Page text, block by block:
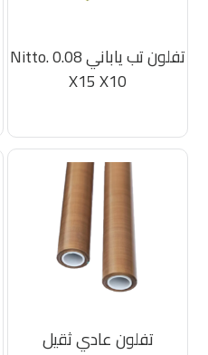
تفلون تب ياباني Nitto. 0.08
X15 X10
تفلون عادي ثقيل